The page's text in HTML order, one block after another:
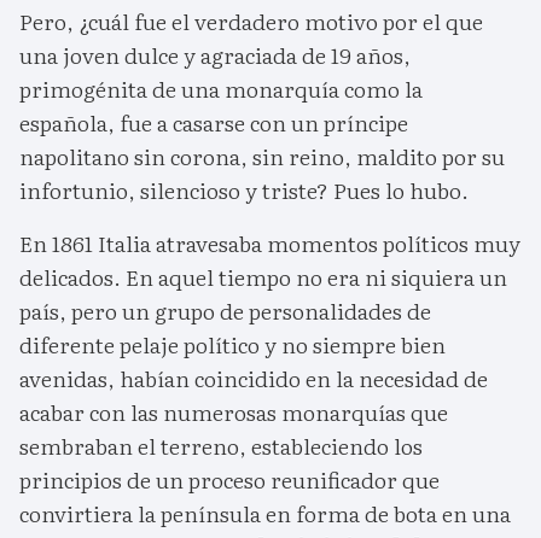
Pero, ¿cuál fue el verdadero motivo por el que
una joven dulce y agraciada de 19 años,
primogénita de una monarquía como la
española, fue a casarse con un príncipe
napolitano sin corona, sin reino, maldito por su
infortunio, silencioso y triste? Pues lo hubo.
En 1861 Italia atravesaba momentos políticos muy
delicados. En aquel tiempo no era ni siquiera un
país, pero un grupo de personalidades de
diferente pelaje político y no siempre bien
avenidas, habían coincidido en la necesidad de
acabar con las numerosas monarquías que
sembraban el terreno, estableciendo los
principios de un proceso reunificador que
convirtiera la península en forma de bota en una